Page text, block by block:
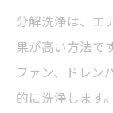
分解洗浄は、エ
果が高い方法で
ファン、ドレン
的に洗浄します